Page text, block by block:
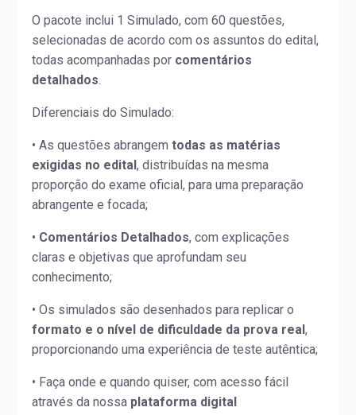
O pacote inclui 1 Simulado, com 60 questões,
selecionadas de acordo com os assuntos do edital,
todas acompanhadas por comentários
detalhados.
Diferenciais do Simulado:
• As questões abrangemtodas as matérias
exigidas no edital, distribuídas na mesma
proporção do exame oficial, para uma preparação
abrangente e focada;
• Comentários Detalhados, com explicações
claras e objetivas que aprofundam seu
conhecimento;
• Os simulados são desenhados para replicar o
formato e o nível de dificuldade da prova real,
proporcionando uma experiência de teste autêntica;
• Faça onde e quando quiser, com acesso fácil
através da nossa plataforma digital